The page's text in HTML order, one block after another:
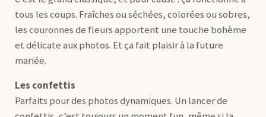
tous les coups. Fraîches ou séchées, colorées ou sobres,
les couronnes de fleurs apportent une touche bohème
et délicate aux photos. Et ça fait plaisir à la future
mariée.
Les confettis
Parfaits pour des photos dynamiques. Un lancer de